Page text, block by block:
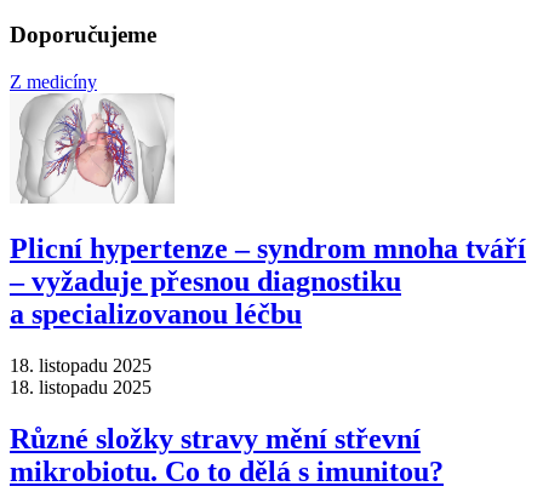
Doporučujeme
Z medicíny
Plicní hypertenze –⁠ syndrom mnoha tváří
–⁠ vyžaduje přesnou diagnostiku
a specializovanou léčbu
18. listopadu 2025
18. listopadu 2025
Různé složky stravy mění střevní
mikrobiotu. Co to dělá s imunitou?